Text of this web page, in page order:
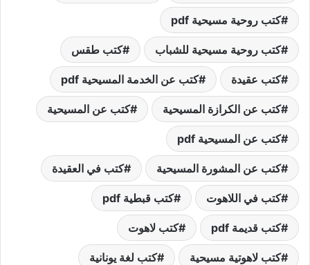
كتب روحية مسيحية pdf
كتب روحية مسيحية للشباب كتب طقس
كتب عقيدة كتب عن الخدمة المسيحية pdf
كتب عن الكرازة المسيحية كتب عن المسيحية
كتب عن المسيحية pdf
كتب عن المشورة المسيحية كتب في العقيدة
كتب في اللاهوت كتب قبطية pdf
كتب قديمة pdf كتب لاهوت
كتب لاهوتية مسيحية كتب لغة يونانية